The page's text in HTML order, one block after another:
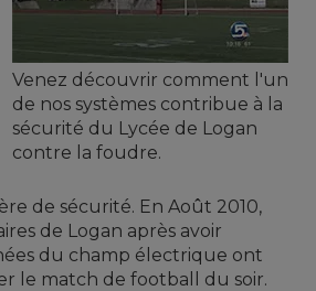
Venez découvrir comment l'un
de nos systèmes contribue à la
sécurité du Lycée de Logan
contre la foudre.
de sécurité. En Août 2010,
de Logan après avoir
du champ électrique ont
le match de football du soir.